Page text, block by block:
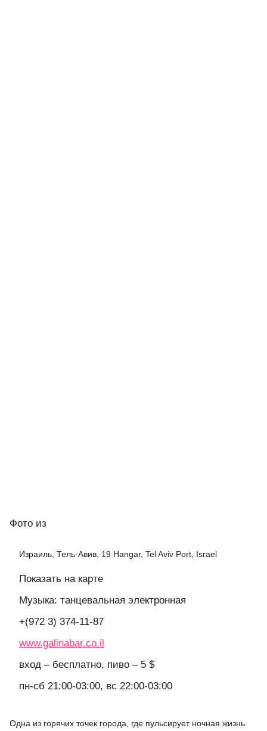
Фото из
Израиль, Тель-Авив, 19 Hangar, Tel Aviv Port, Israel
Показать на карте
Музыка: танцевальная электронная
+(972 3) 374-11-87
www.galinabar.co.il
вход – бесплатно, пиво – 5 $
пн-сб 21:00-03:00, вс 22:00-03:00
Одна из горячих точек города, где пульсирует ночная жизнь.